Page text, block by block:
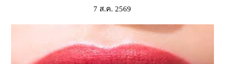
7 ส.ค. 2569